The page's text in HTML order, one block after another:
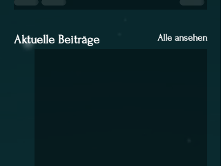
Aktuelle Beiträge Alle ansehen